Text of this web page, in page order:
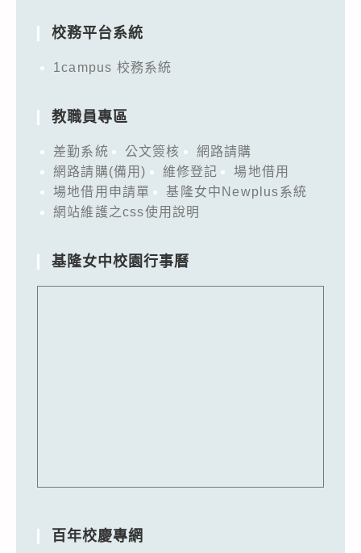
校務平台系統
1campus 校務系統
教職員專區
差勤系統 公文簽核
網路請購
網路請購(備用)
維修登記
場地借用
場地借用申請單
基隆女中Newplus系統
網站維護之css使用說明
基隆女中校園行事曆
百年校慶專網